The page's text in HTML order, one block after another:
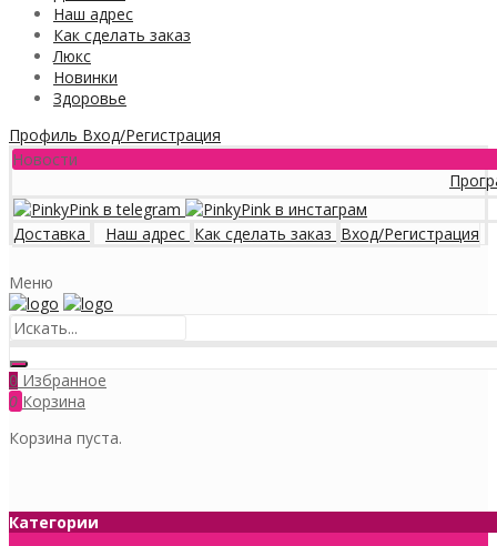
Наш адрес
Как сделать заказ
Люкс
Новинки
Здоровье
Профиль Вход/Регистрация
Новости
Программа
Доставка Наш адрес Как сделать заказ Вход/Регистрация
Меню
0 Избранное
0 Корзина
Корзина пуста.
Категории